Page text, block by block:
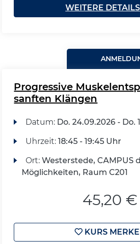
WEITERE DETAILS
Progressive
sanften Klängen
Datum: Do. 24.09.2026 - Do.
Uhrzeit: 18:45 - 19:45 Uhr
Ort: Westerstede, CAMPUS
Möglichkeiten, Raum C201
45,20 €
KURS